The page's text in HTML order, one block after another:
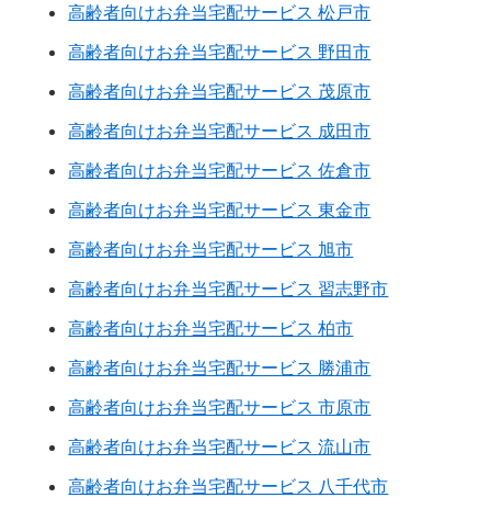
高齢者向けお弁当宅配サービス 松戸市
高齢者向けお弁当宅配サービス 野田市
高齢者向けお弁当宅配サービス 茂原市
高齢者向けお弁当宅配サービス 成田市
高齢者向けお弁当宅配サービス 佐倉市
高齢者向けお弁当宅配サービス 東金市
高齢者向けお弁当宅配サービス 旭市
高齢者向けお弁当宅配サービス 習志野市
高齢者向けお弁当宅配サービス 柏市
高齢者向けお弁当宅配サービス 勝浦市
高齢者向けお弁当宅配サービス 市原市
高齢者向けお弁当宅配サービス 流山市
高齢者向けお弁当宅配サービス 八千代市